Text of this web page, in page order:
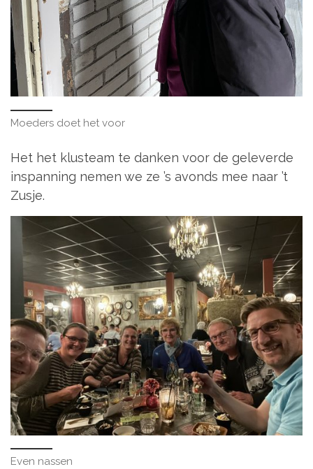
Moeders doet het voor
Het het klusteam te danken voor de geleverde
inspanning nemen we ze ’s avonds mee naar ’t
Zusje.
Even nassen